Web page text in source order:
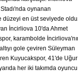
oynanan
düzeyi en üst seviyede
İncirliova 10'da Ahmet
karambolde
gole çeviren Süleyman
Kuyucakspor, 41'de Uğur
her iki takımda oyuncu